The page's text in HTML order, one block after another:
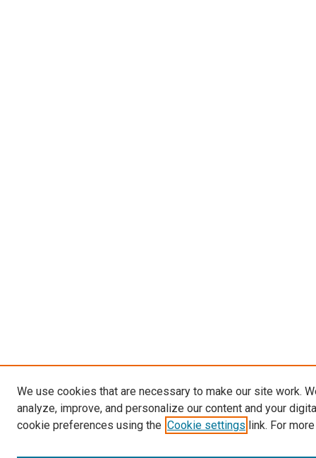
We use cookies that are necessary to make our site work.
analyze, improve, and personalize our content and your
cookie preferences using the Cookie settings link. For